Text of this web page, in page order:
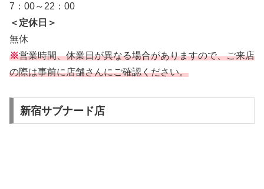
7：00～22：00
＜定休日＞
無休
※営業時間、休業日が異なる場合がありますので、ご来店
の際は事前に店舗さんにご確認ください。
新宿サブナード店